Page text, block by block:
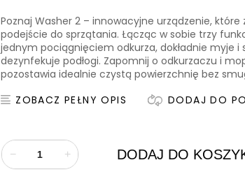
Poznaj Washer 2 – innowacyjne urządzenie, które
podejście do sprzątania. Łącząc w sobie trzy
jednym pociągnięciem odkurza, dokładnie myje i
dezynfekuje podłogi. Zapomnij o odkurzaczu i
pozostawia idealnie czystą powierzchnię bez
ZOBACZ PEŁNY OPIS
DODAJ DO
− + DODAJ DO